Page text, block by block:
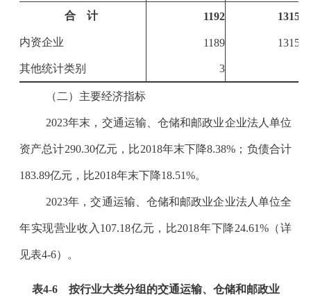
合 计 1192 13156
内资企业 1189 13151
其他统计类别 3
（二）主要经济指标
2023年末，交通运输、仓储和邮政业企业法人单位
资产总计290.30亿元，比2018年末下降8.38% ；负债合计
183.89亿元，比2018年末下降18.51%。
2023年，交通运输、仓储和邮政业企业法人单位全
年实现营业收入107.18亿元，比2018年下降24.61%（详
见表4-6）。
表4-6按行业大类分组的交通运输、仓储和邮政业